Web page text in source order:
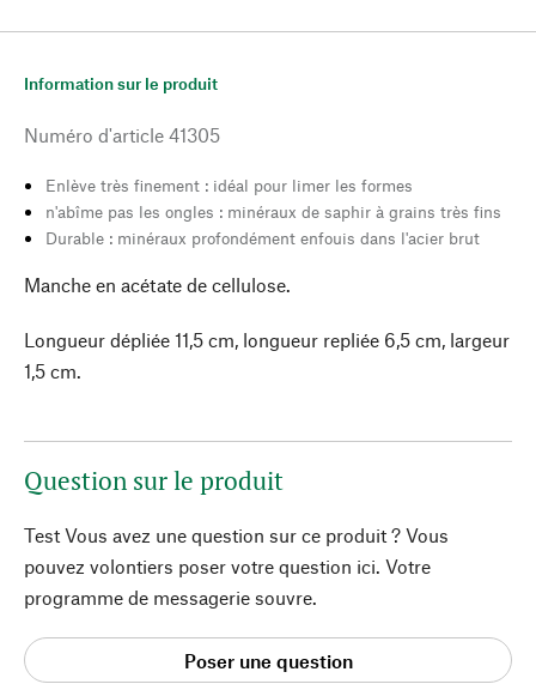
Information sur le produit
Numéro d'article 41305
Enlève très finement : idéal pour limer les formes
n'abîme pas les ongles : minéraux de saphir à grains très fins
Durable : minéraux profondément enfouis dans l'acier brut
Manche en acétate de cellulose.
Longueur dépliée 11,5 cm, longueur repliée 6,5 cm, largeur
1,5 cm.
Question sur le produit
Test Vous avez une question sur ce produit ? Vous
pouvez volontiers poser votre question ici. Votre
programme de messagerie souvre.
Poser une question